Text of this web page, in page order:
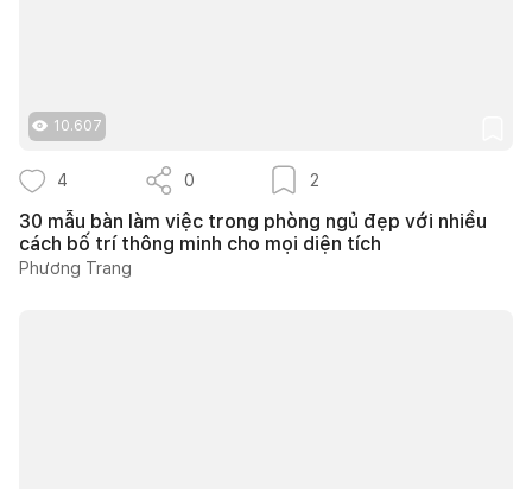
10.607
4 0 2
30 mẫu bàn làm việc trong phòng ngủ đẹp với nhiều
cách bố trí thông minh cho mọi diện tích
Phương Trang